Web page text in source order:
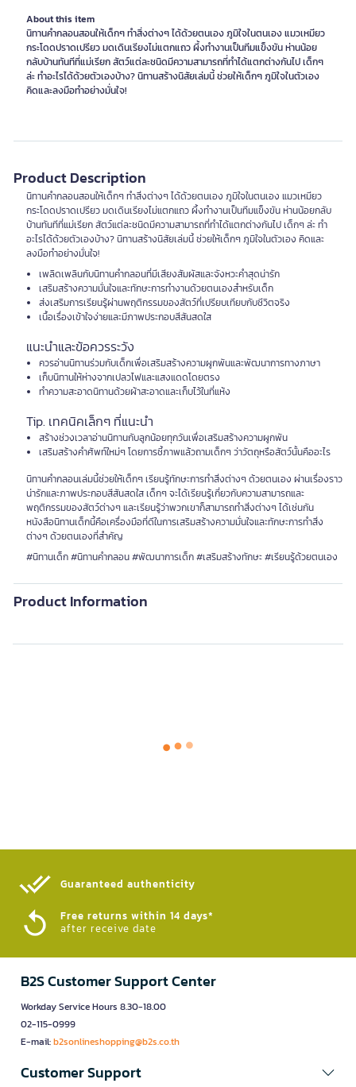
About this item
นิทานคำกลอนสอนให้เด็กๆ ทำสิ่งต่างๆ ได้ด้วยตนเอง ภูมิใจในตนเอง แมวเหมียว
กระโดดปราดเปรียว มดเดินเรียงไม่แตกแถว ผึ้งทำงานเป็นทีมแข็งขัน ห่านน้อย
กลับบ้านทันทีที่แม่เรียก สัตว์แต่ละชนิดมีความสามารถที่ทำได้แตกต่างกันไป เด็กๆ
ล่ะ ทำอะไรได้ด้วยตัวเองบ้าง? นิทานสร้างนิสัยเล่มนี้ ช่วยให้เด็กๆ ภูมิใจในตัวเอง
คิดและลงมือทำอย่างมั่นใจ!
Product Description
นิทานคำกลอนสอนให้เด็กๆ ทำสิ่งต่างๆ ได้ด้วยตนเอง ภูมิใจในตนเอง แมวเหมียว
กระโดดปราดเปรียว มดเดินเรียงไม่แตกแถว ผึ้งทำงานเป็นทีมแข็งขัน ห่านน้อยกลับ
บ้านทันทีที่แม่เรียก สัตว์แต่ละชนิดมีความสามารถที่ทำได้แตกต่างกันไป เด็กๆ ล่ะ ทำ
อะไรได้ด้วยตัวเองบ้าง? นิทานสร้างนิสัยเล่มนี้ ช่วยให้เด็กๆ ภูมิใจในตัวเอง คิดและ
ลงมือทำอย่างมั่นใจ!
เพลิดเพลินกับนิทานคำกลอนที่มีเสียงสัมผัสและจังหวะคำสุดน่ารัก
เสริมสร้างความมั่นใจและทักษะการทำงานด้วยตนเองสำหรับเด็ก
ส่งเสริมการเรียนรู้ผ่านพฤติกรรมของสัตว์ที่เปรียบเทียบกับชีวิตจริง
เนื้อเรื่องเข้าใจง่ายและมีภาพประกอบสีสันสดใส
แนะนำและข้อควรระวัง
ควรอ่านนิทานร่วมกับเด็กเพื่อเสริมสร้างความผูกพันและพัฒนาการทางภาษา
เก็บนิทานให้ห่างจากเปลวไฟและแสงแดดโดยตรง
ทำความสะอาดนิทานด้วยผ้าสะอาดและเก็บไว้ในที่แห้ง
Tip. เทคนิคเล็กๆ ที่แนะนำ
สร้างช่วงเวลาอ่านนิทานกับลูกน้อยทุกวันเพื่อเสริมสร้างความผูกพัน
เสริมสร้างคำศัพท์ใหม่ๆ โดยการชี้ภาพแล้วถามเด็กๆ ว่าวัตถุหรือสัตว์นั้นคืออะไร
นิทานคำกลอนเล่มนี้ช่วยให้เด็กๆ เรียนรู้ทักษะการทำสิ่งต่างๆ ด้วยตนเอง ผ่านเรื่องราว
น่ารักและภาพประกอบสีสันสดใส เด็กๆ จะได้เรียนรู้เกี่ยวกับความสามารถและ
พฤติกรรมของสัตว์ต่างๆ และเรียนรู้ว่าพวกเขาก็สามารถทำสิ่งต่างๆ ได้เช่นกัน
หนังสือนิทานเด็กนี้คือเครื่องมือที่ดีในการเสริมสร้างความมั่นใจและทักษะการทำสิ่ง
ต่างๆ ด้วยตนเองที่สำคัญ
#นิทานเด็ก #นิทานคำกลอน #พัฒนาการเด็ก #เสริมสร้างทักษะ #เรียนรู้ด้วยตนเอง
Product Information
Guaranteed authenticity​
Free returns within 14 days*
after receive date
B2S Customer Support Center
Workday Service Hours 8.30-18.00
02-115-0999
E-mail:b2sonlineshopping@b2s.co.th
Customer Support